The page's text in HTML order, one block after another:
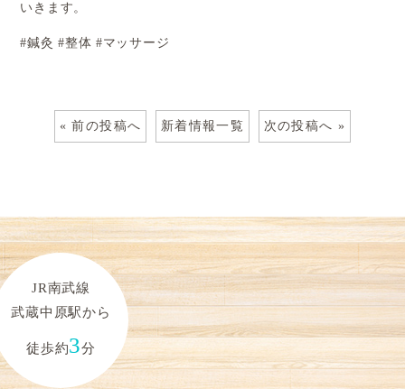
いきます。
#鍼灸 #整体 #マッサージ
« 前の投稿へ 新着情報一覧 次の投稿へ »
JR南武線
武蔵中原駅から
徒歩約3分